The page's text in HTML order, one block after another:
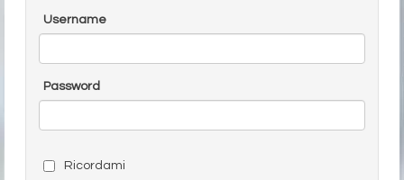
Username
Password
Ricordami